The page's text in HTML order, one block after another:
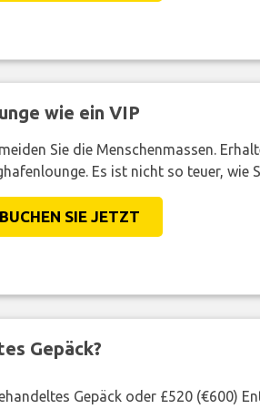
wie ein VIP
Sie die Menschenmassen.
Es ist nicht so teuer, wie
BUCHEN SIE JETZT
Gepäck?
Gepäck oder £520 (€600)